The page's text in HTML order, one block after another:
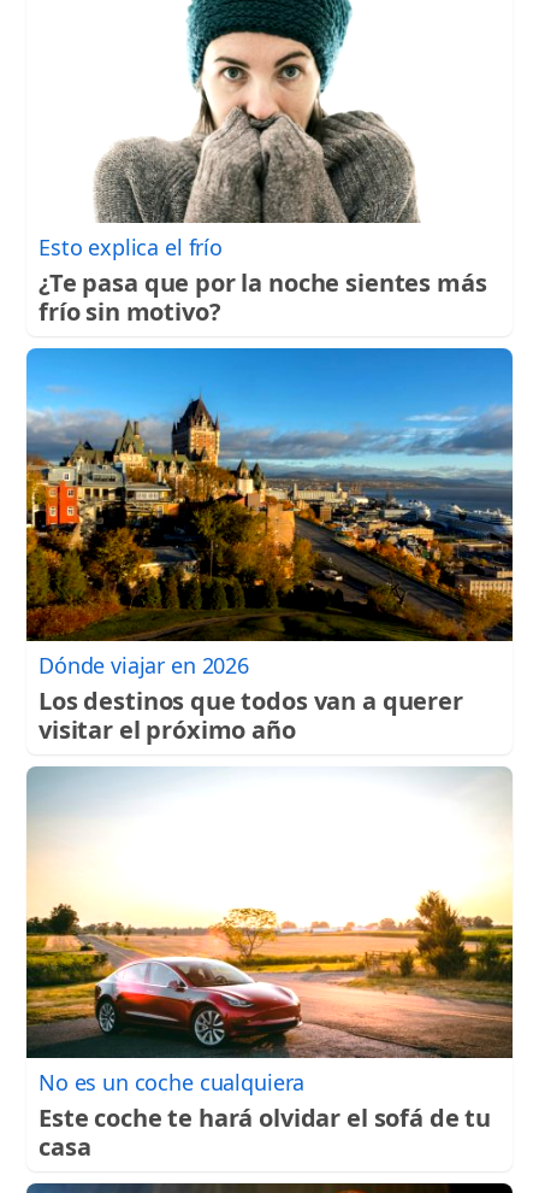
Esto explica el frío
¿Te pasa que por la noche sientes más
frío sin motivo?
Dónde viajar en 2026
Los destinos que todos van a querer
visitar el próximo año
No es un coche cualquiera
Este coche te hará olvidar el sofá de tu
casa